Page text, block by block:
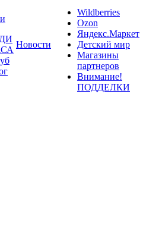
Новости
Wildberries
Ozon
Яндекс.Маркет
Детский мир
Магазины
партнеров
Внимание!
ПОДДЕЛКИ